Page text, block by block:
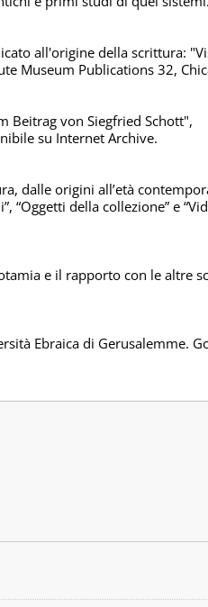
all'origine della scrittura:
Museum Publications 32,
Beitrag von Siegfried Schott",
su Internet Archive.
dalle origini all’età
“Oggetti della collezione” e
e il rapporto con le altre
Ebraica di Gerusalemme.